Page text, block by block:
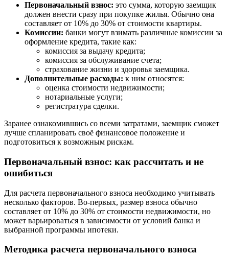
Первоначальный взнос: это сумма, которую заемщик
должен внести сразу при покупке жилья. Обычно она
составляет от 10% до 30% от стоимости квартиры.
Комиссии: банки могут взимать различные комиссии за
оформление кредита, такие как:
комиссия за выдачу кредита;
комиссия за обслуживание счета;
страхование жизни и здоровья заемщика.
Дополнительные расходы: к ним относятся:
оценка стоимости недвижимости;
нотариальные услуги;
регистратура сделки.
Заранее ознакомившись со всеми затратами, заемщик сможет
лучше спланировать своё финансовое положение и
подготовиться к возможным рискам.
Первоначальный взнос: как рассчитать и не
ошибиться
Для расчета первоначального взноса необходимо учитывать
несколько факторов. Во-первых, размер взноса обычно
составляет от 10% до 30% от стоимости недвижимости, но
может варьироваться в зависимости от условий банка и
выбранной программы ипотеки.
Методика расчета первоначального взноса